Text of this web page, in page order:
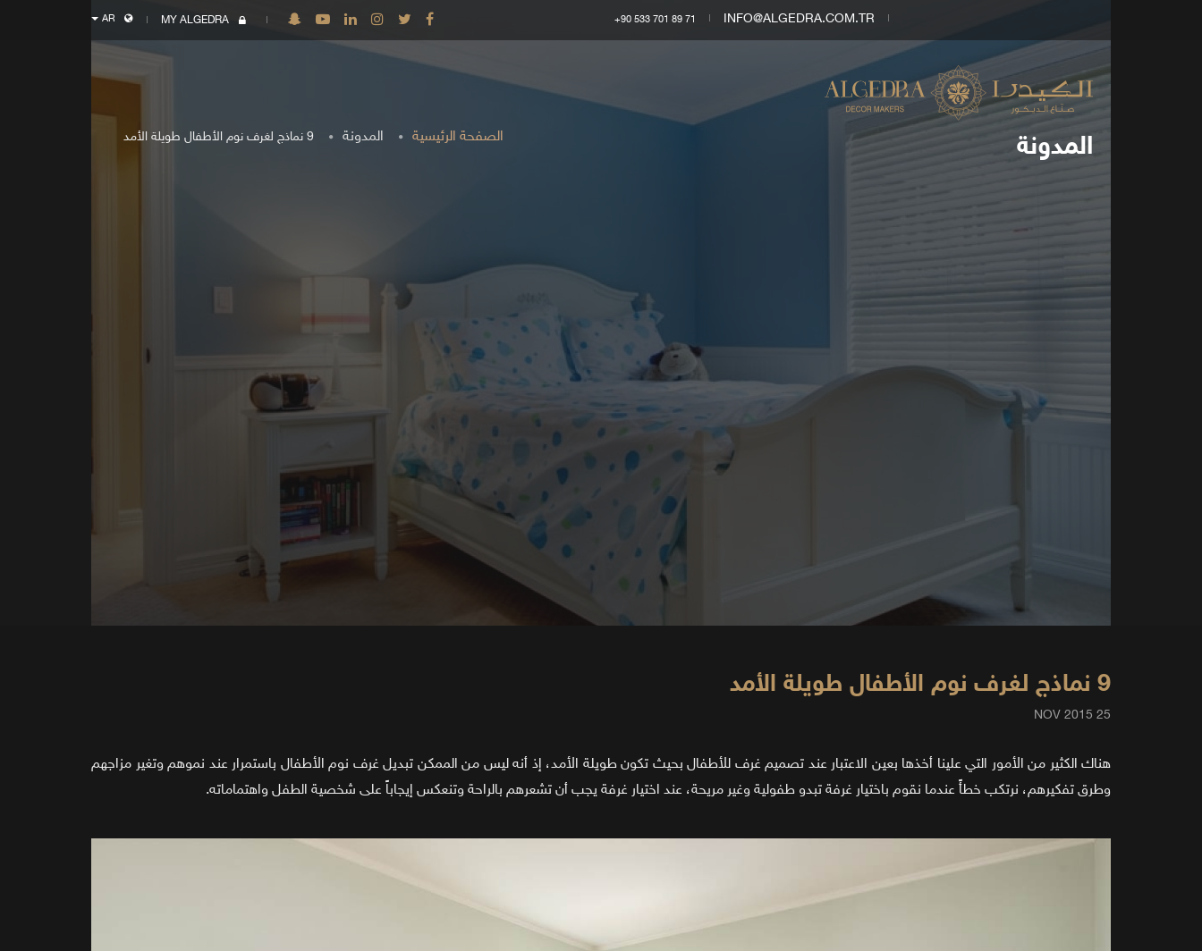
+90 533 701 89 71 INFO@ALGEDRA.COM.TR
MY ALGEDRA
المدونة الصفحة الرئيسية المدونة 9 نماذج لغرف نوم الأطفال طويلة الأمد
9 نماذج لغرف نوم الأطفال طويلة الأمد
25 NOV 2015
هناك الكثير من الأمور التي علينا أخذها بعين الاعتبار عند تصميم غرف للأطفال بحيث تكون طويلة الأمد، إذ أنه ليس من الممكن تبديل غرف نوم الأطفال باستمرار عند نموهم وتغير مزاجهم
وطرق تفكيرهم، نرتكب خطأً عندما نقوم باختيار غرفة تبدو طفولية وغير مريحة، عند اختيار غرفة يجب أن تشعرهم بالراحة وتنعكس إيجاباً على شخصية الطفل واهتماماته.